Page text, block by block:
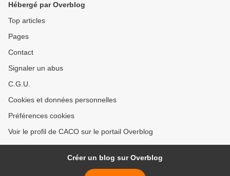
Hébergé par Overblog
Top articles
Pages
Contact
Signaler un abus
C.G.U.
Cookies et données personnelles
Préférences cookies
Voir le profil de CACO sur le portail Overblog
Créer un blog sur Overblog